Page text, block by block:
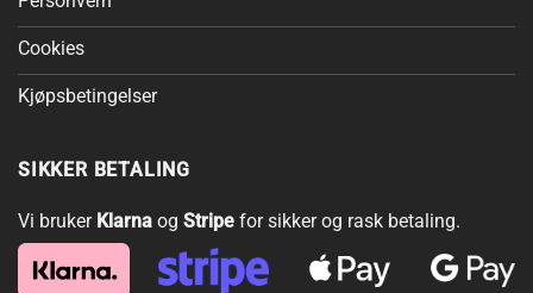
Cookies
Kjøpsbetingelser
SIKKER BETALING
Vi bruker Klarna og Stripe for sikker og rask betaling.